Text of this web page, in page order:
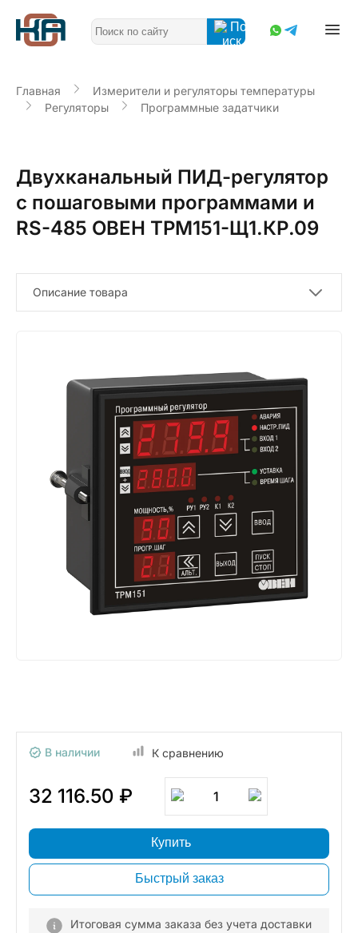
Главная
Измерители и регуляторы температуры
Регуляторы
Программные задатчики
Двухканальный ПИД-регулятор
с пошаговыми программами и
RS-485 ОВЕН ТРМ151-Щ1.КР.09
Описание товара
В наличии К сравнению
32 116.50 ₽ 1
Купить
Быстрый заказ
Итоговая сумма заказа без учета доставки